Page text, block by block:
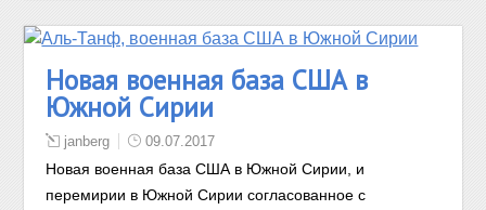
Новая военная база США в
Южной Сирии
janberg 09.07.2017
Новая военная база США в Южной Сирии, и
перемирии в Южной Сирии согласованное с